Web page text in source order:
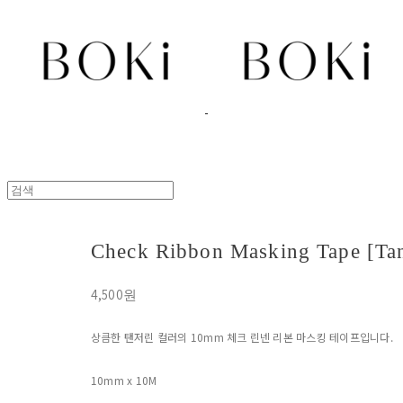
Check Ribbon Masking Tape
4,500원
상큼한 탠저린 컬러의 10mm 체크 린넨 리본 마스킹 테이프입니다.
10mm x 10M